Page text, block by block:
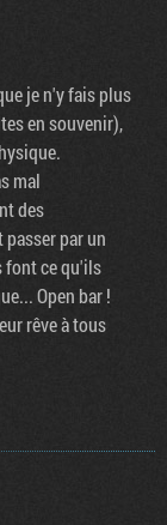
je n'y fais plus
en souvenir),
mal
des
par un
font ce qu'ils
Open bar !
rêve à tous